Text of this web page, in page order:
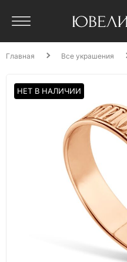
Главная Все украшения
НЕТ В НАЛИЧИИ